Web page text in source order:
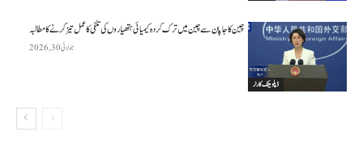
ڈپلومیٹک کارنر
چین کا جاپان سے چین میں ترک کردہ کیمیائی ہتھیاروں کی تلفی کا عمل تیز کرنے کا مطالبہ
جولائی 30, 2026